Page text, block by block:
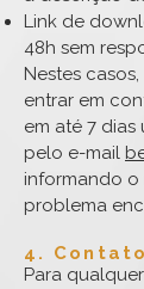
Link de
48h sem
Nestes
entrar em
em até 7 dias
pelo e-mail
informando
problema
4.
Para